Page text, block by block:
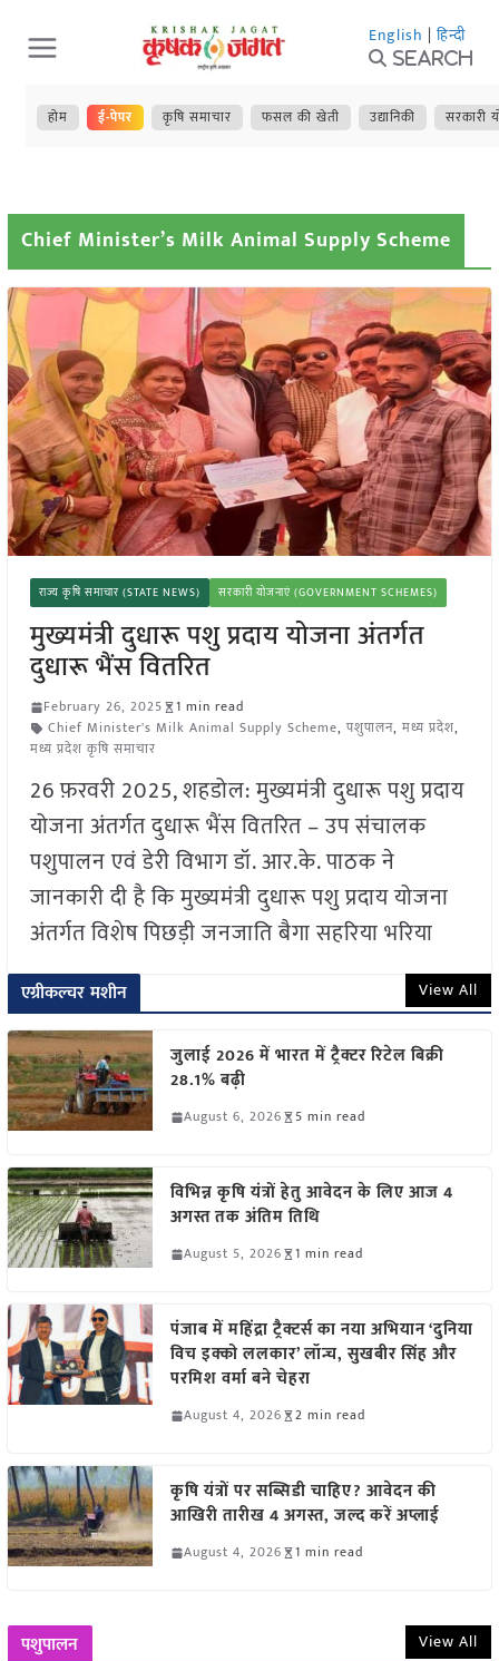
Skip
to
content
English | हिन्दी
Search
होम ई-पेपर कृषि समाचार फसल की खेती उद्यानिकी सरकारी
Chief Minister’s Milk Animal Supply Scheme
राज्य कृषि समाचार (STATE NEWS) सरकारी योजनाएं (GOVERNMENT SCHEMES)
मुख्यमंत्री दुधारू पशु प्रदाय योजना अंतर्गत
दुधारू भैंस वितरित
February 26, 2025
1 min read
Chief Minister's Milk Animal Supply Scheme, पशुपालन, मध्य प्रदेश,
मध्य प्रदेश कृषि समाचार
26 फ़रवरी 2025, शहडोल: मुख्यमंत्री दुधारू पशु प्रदाय
योजना अंतर्गत दुधारू भैंस वितरित – उप संचालक
पशुपालन एवं डेरी विभाग डॉ. आर.के. पाठक ने
जानकारी दी है कि मुख्यमंत्री दुधारू पशु प्रदाय योजना
अंतर्गत विशेष पिछड़ी जनजाति बैगा सहरिया भरिया
एग्रीकल्चर मशीन View All
जुलाई 2026 में भारत में ट्रैक्टर रिटेल बिक्री
28.1% बढ़ी
August 6, 2026 5 min read
विभिन्न कृषि यंत्रों हेतु आवेदन के लिए आज 4
अगस्त तक अंतिम तिथि
August 5, 2026 1 min read
पंजाब में महिंद्रा ट्रैक्टर्स का नया अभियान ‘दुनिया
विच इक्को ललकार’ लॉन्च, सुखबीर सिंह और
परमिश वर्मा बने चेहरा
August 4, 2026 2 min read
कृषि यंत्रों पर सब्सिडी चाहिए? आवेदन की
आखिरी तारीख 4 अगस्त, जल्द करें अप्लाई
August 4, 2026 1 min read
पशुपालन View All